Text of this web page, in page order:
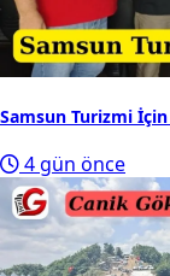
Samsun Turizmi İçin
4 gün önce